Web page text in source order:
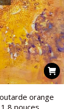
orange
pouces